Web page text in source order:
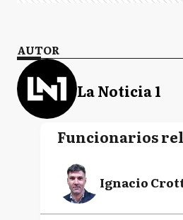
AUTOR
La Noticia 1
Funcionarios
Ignacio